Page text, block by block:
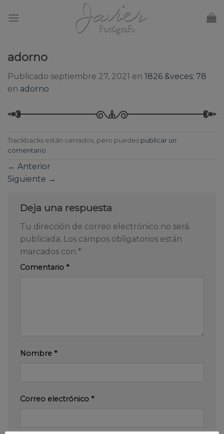
adorno
Publicado septiembre 27, 2021 en 1826 &veces; 78
en adorno
Trackbacks están cerrados, pero puedes publicar un
comentario
← Anterior
Siguiente →
Deja una respuesta
Tu dirección de correo electrónico no será
publicada. Los campos obligatorios están
marcados con *
Comentario *
Nombre *
Correo electrónico *